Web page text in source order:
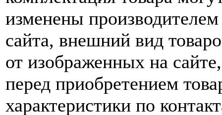
изменены производителем
сайта, внешний вид
от изображенных на
перед приобретением
характеристики по